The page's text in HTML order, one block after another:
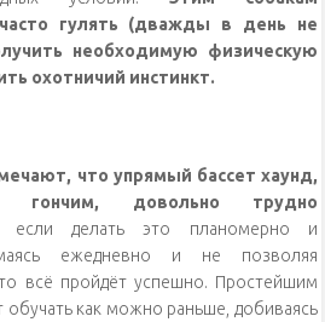
гулять (дважды в день не
необходимую физическую
охотничий инстинкт.
что упрямый бассет хаунд,
гончим, довольно трудно
если делать это планомерно и
ежедневно и не позволяя
всё пройдёт успешно. Простейшим
как можно раньше, добиваясь